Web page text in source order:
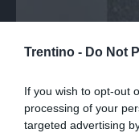
Trentino - Do Not
If you wish to opt-out
processing of your
targeted advertising
persona